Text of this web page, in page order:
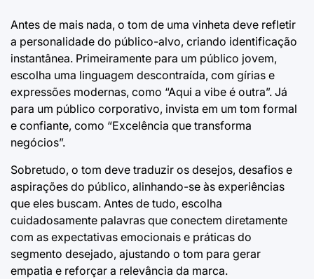
Antes de mais nada, o tom de uma vinheta deve refletir
a personalidade do público-alvo, criando identificação
instantânea. Primeiramente para um público jovem,
escolha uma linguagem descontraída, com gírias e
expressões modernas, como “Aqui a vibe é outra”. Já
para um público corporativo, invista em um tom formal
e confiante, como “Excelência que transforma
negócios”.
Sobretudo, o tom deve traduzir os desejos, desafios e
aspirações do público, alinhando-se às experiências
que eles buscam. Antes de tudo, escolha
cuidadosamente palavras que conectem diretamente
com as expectativas emocionais e práticas do
segmento desejado, ajustando o tom para gerar
empatia e reforçar a relevância da marca.